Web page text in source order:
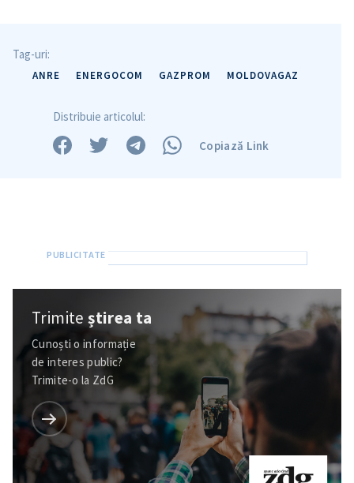
in English
Tag-uri:
ANRE ENERGOCOM GAZPROM MOLDOVAGAZ
Distribuie articolul:
Copiază Link
Trimiteștirea ta
Cunoști o informație
de interes public?
Trimite-o la ZdG